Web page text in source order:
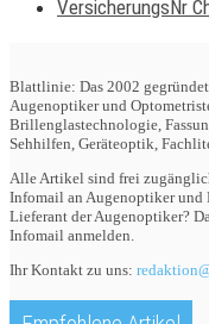
VersicherungsNr
Blattlinie: Das 2002
Augenoptiker und
Brillenglastechnologie,
Sehhilfen, Geräteoptik,
Alle Artikel sind frei
Infomail an Augenoptiker und
Lieferant der Augenoptiker?
Infomail anmelden.
Ihr Kontakt zu uns: